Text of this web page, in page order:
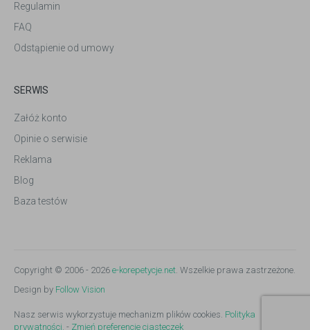
Regulamin
FAQ
Odstąpienie od umowy
SERWIS
Załóż konto
Opinie o serwisie
Reklama
Blog
Baza testów
Copyright © 2006 - 2026 e-korepetycje.net . Wszelkie prawa zastrzeżone.
Design by Follow Vision
Nasz serwis wykorzystuje mechanizm plików cookies. Polityka
prywatności. - Zmień preferencje ciasteczek